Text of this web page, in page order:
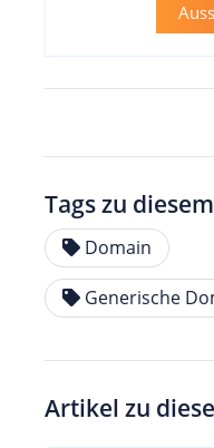
Tags zu
Domain
Generische
Artikel zu